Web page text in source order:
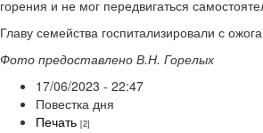
горения и не мог передвигаться
Главу семейства госпитализировали с
Фото предоставлено В.Н. Горелых
17/06/2023 - 22:47
Повестка дня
Печать [2]